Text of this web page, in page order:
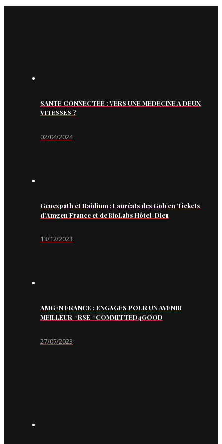
SANTE CONNECTEE : VERS UNE MEDECINE A DEUX
VITESSES ?
02/04/2024
Genexpath et Raidium : Lauréats des Golden Tickets
d’Amgen France et de BioLabs Hôtel-Dieu
13/12/2023
AMGEN FRANCE : ENGAGES POUR UN AVENIR
MEILLEUR #RSE #COMMITTED4GOOD
27/07/2023